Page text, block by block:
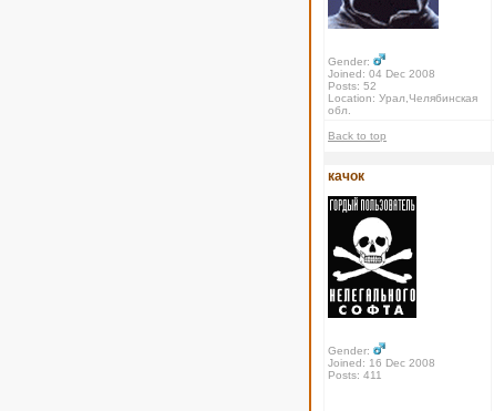
Gender:
Joined: 04 Dec 2008
Posts: 52
Location: Урал,Челябинская
обл.
Back to top
качок
Gender:
Joined: 16 Dec 2008
Posts: 411